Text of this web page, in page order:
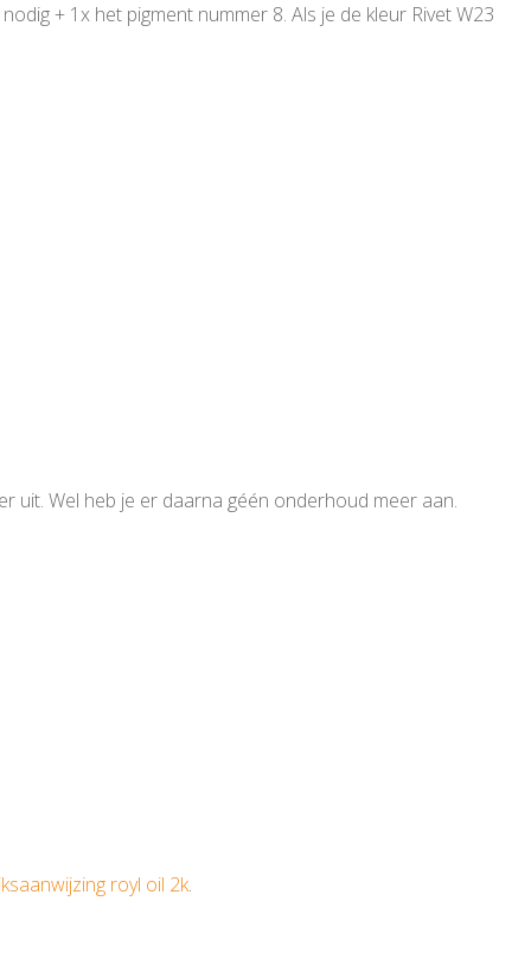
+ 1x het pigment nummer 8. Als je de kleur Rivet W23
uit. Wel heb je er daarna géén onderhoud meer aan.
royl oil 2k.